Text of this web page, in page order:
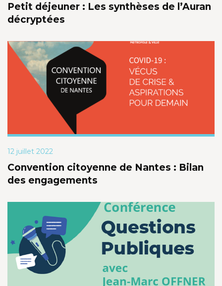
Petit déjeuner : Les synthèses de l’Auran
décryptées
12 juillet 2022
Convention citoyenne de Nantes : Bilan
des engagements